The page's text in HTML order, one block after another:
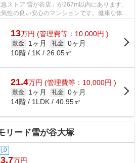
ストア 雪が谷店」が267m以内にあります。
性の良い安心のマンションです。健康な体は
2駅利用...
13万円 (管理費等：10,000円 )
敷金 1ヶ月 礼金 0ヶ月
10階 / 1K / 26.05㎡
21.4万円 (管理費等：10,000円 )
敷金 1ヶ月 礼金 0ヶ月
14階 / 1LDK / 40.95㎡
リード雪が谷大塚
0
万円